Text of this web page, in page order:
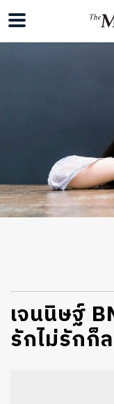
เจนนิษฐ์
รักไม่รักก็